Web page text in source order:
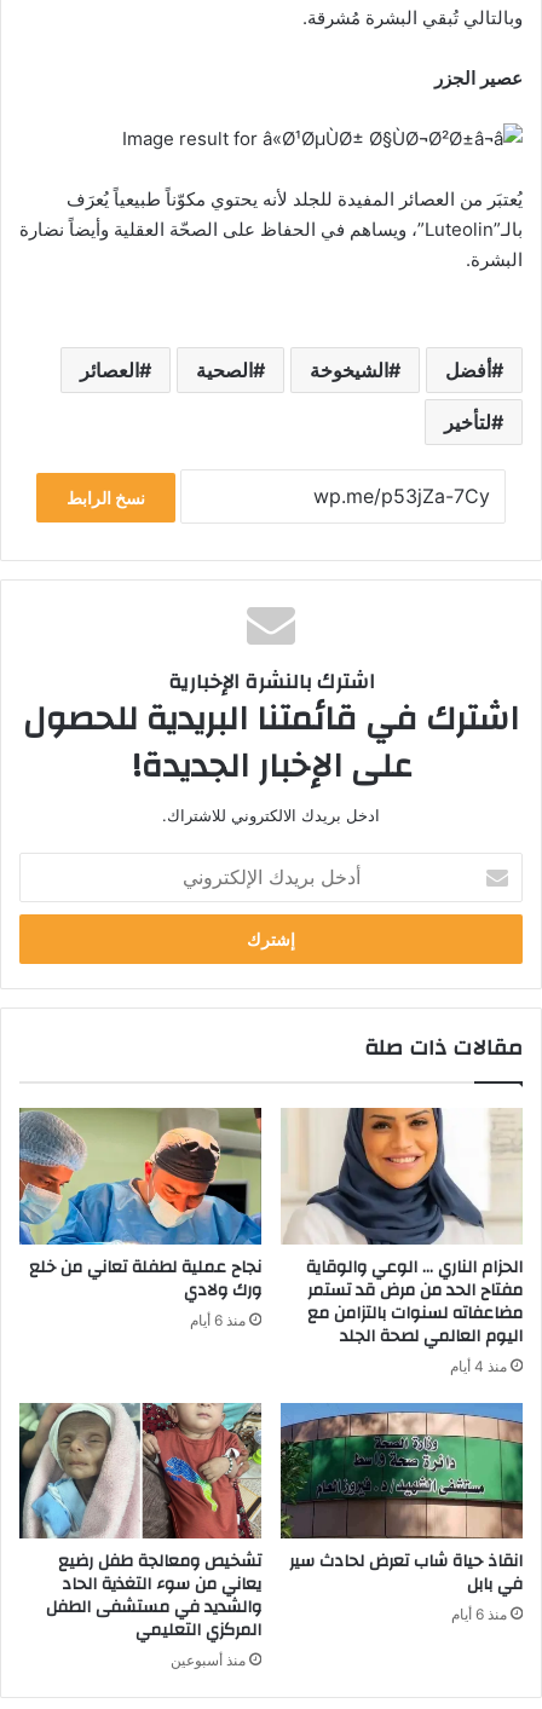
وبالتالي تُبقي البشرة مُشرقة.
عصير الجزر
يُعتبَر من العصائر المفيدة للجلد لأنه يحتوي مكوّناً طبيعياً يُعرَف
بالـ”Luteolin”، ويساهم في الحفاظ على الصحّة العقلية وأيضاً نضارة
البشرة.
أفضل الشيخوخة الصحية العصائر
لتأخير
نسخ الرابط
اشترك بالنشرة الإخبارية
اشترك في قائمتنا البريدية للحصول
على الإخبار الجديدة!
ادخل بريدك الالكتروني للاشتراك.
خ
ب
ر
د
ا
ت
ر
و
ن
ي
مقالات ذات صلة
الحزام الناري … الوعي والوقاية
مفتاح الحد من مرض قد تستمر
مضاعفاته لسنوات بالتزامن مع
اليوم العالمي لصحة الجلد
منذ 4 أيام
نجاح عملية لطفلة تعاني من خلع
ورك ولادي
منذ 6 أيام
انقاذ حياة شاب تعرض لحادث سير
في بابل
منذ 6 أيام
تشخيص ومعالجة طفل رضيع
يعاني من سوء التغذية الحاد
والشديد في مستشفى الطفل
المركزي التعليمي
منذ أسبوعين